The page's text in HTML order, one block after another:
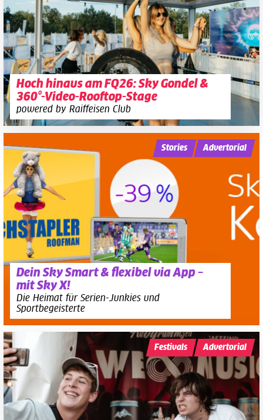
Hoch hinaus am FQ26: Sky Gondel &
360°-Video-Rooftop-Stage
powered by Raiffeisen Club
Dein Sky Smart & flexibel via App –
mit Sky X!
Die Heimat für Serien-Junkies und
Sportbegeisterte
Stories Advertorial
Festivals Advertorial